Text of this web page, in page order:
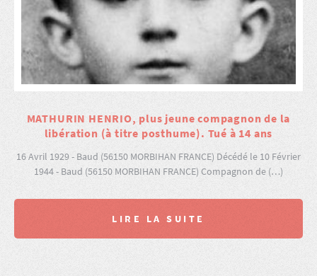
MATHURIN HENRIO, plus jeune compagnon de la
libération (à titre posthume). Tué à 14 ans
16 Avril 1929 - Baud (56150 MORBIHAN FRANCE) Décédé le 10 Février
1944 - Baud (56150 MORBIHAN FRANCE) Compagnon de (…)
LIRE LA SUITE